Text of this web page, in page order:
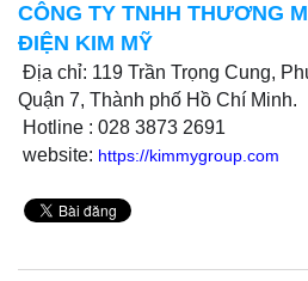
CÔNG TY TNHH THƯƠNG
ĐIỆN KIM MỸ
Địa chỉ: 119 Trần Trọng Cung,
Quận 7, Thành phố Hồ Chí Minh.
Hotline : 028 3873 2691
website: https://kimmygroup.com